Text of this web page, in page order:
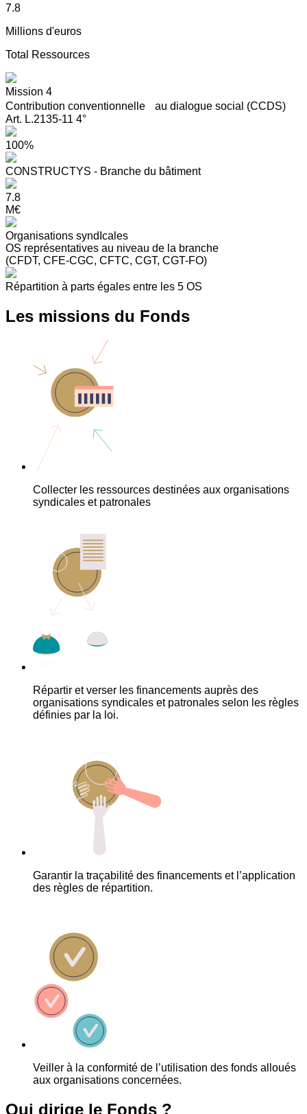
7.8
Millions d'euros
Total Ressources
Mission 4
Contribution conventionnelle au dialogue social (CCDS)
Art. L.2135-11 4°
100%
CONSTRUCTYS - Branche du bâtiment
7.8
M€
Organisations syndIcales
OS représentatives au niveau de la branche
(CFDT, CFE-CGC, CFTC, CGT, CGT-FO)
Répartition à parts égales entre les 5 OS
Les missions du Fonds
Collecter les ressources destinées aux organisations
syndicales et patronales
Répartir et verser les financements auprès des
organisations syndicales et patronales selon les règles
définies par la loi.
Garantir la traçabilité des financements et l’application
des règles de répartition.
Veiller à la conformité de l’utilisation des fonds alloués
aux organisations concernées.
Qui dirige le Fonds ?